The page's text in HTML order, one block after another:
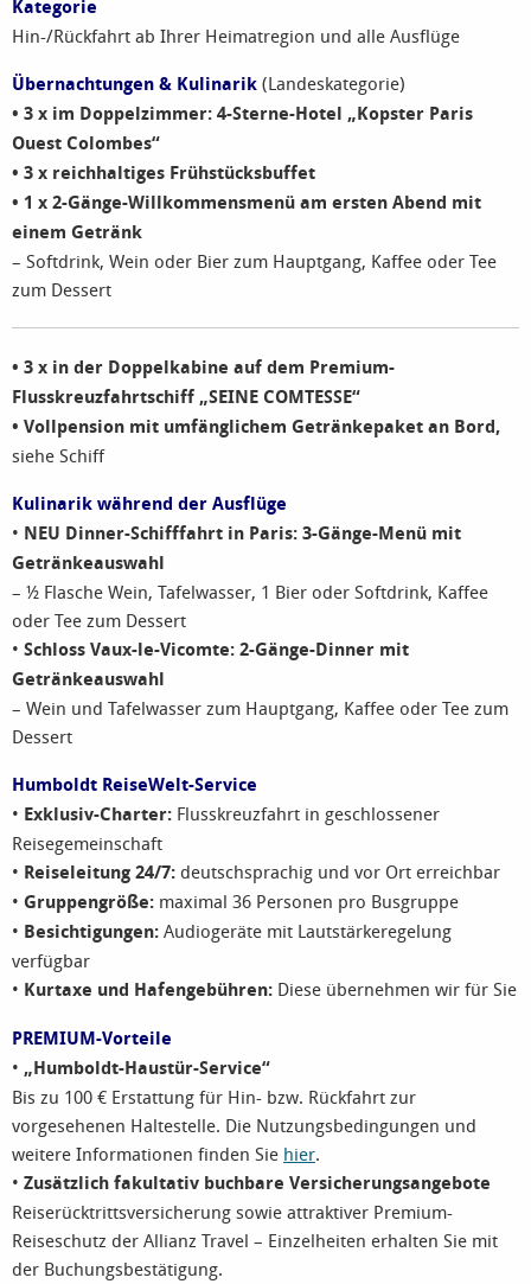
Kategorie
Hin-/Rückfahrt ab Ihrer Heimatregion und alle Ausflüge
Übernachtungen & Kulinarik (Landeskategorie)
• 3 x im Doppelzimmer: 4-Sterne-Hotel „Kopster Paris
Ouest Colombes“
• 3 x reichhaltiges Frühstücksbuffet
• 1 x 2-Gänge-Willkommensmenü am ersten Abend mit
einem Getränk
– Softdrink, Wein oder Bier zum Hauptgang, Kaffee oder Tee
zum Dessert
• 3 x in der Doppelkabine auf dem Premium-
Flusskreuzfahrtschiff „SEINE COMTESSE“
• Vollpension mit umfänglichem Getränkepaket an Bord,
siehe Schiff
Kulinarik während der Ausflüge
• NEU Dinner-Schifffahrt in Paris: 3-Gänge-Menü mit
Getränkeauswahl
– ½ Flasche Wein, Tafelwasser, 1 Bier oder Softdrink, Kaffee
oder Tee zum Dessert
• Schloss Vaux-le-Vicomte: 2-Gänge-Dinner mit
Getränkeauswahl
– Wein und Tafelwasser zum Hauptgang, Kaffee oder Tee zum
Dessert
Humboldt ReiseWelt-Service
• Exklusiv-Charter: Flusskreuzfahrt in geschlossener
Reisegemeinschaft
• Reiseleitung 24/7: deutschsprachig und vor Ort erreichbar
• Gruppengröße: maximal 36 Personen pro Busgruppe
• Besichtigungen: Audiogeräte mit Lautstärkeregelung
verfügbar
• Kurtaxe und Hafengebühren: Diese übernehmen wir für Sie
PREMIUM-Vorteile
• „Humboldt-Haustür-Service“
Bis zu 100 € Erstattung für Hin- bzw. Rückfahrt zur
vorgesehenen Haltestelle. Die Nutzungsbedingungen und
weitere Informationen finden Sie hier.
• Zusätzlich fakultativ buchbare Versicherungsangebote
Reiserücktrittsversicherung sowie attraktiver Premium-
Reiseschutz der Allianz Travel – Einzelheiten erhalten Sie mit
der Buchungsbestätigung.